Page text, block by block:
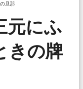
旦那
元にふ
きの牌